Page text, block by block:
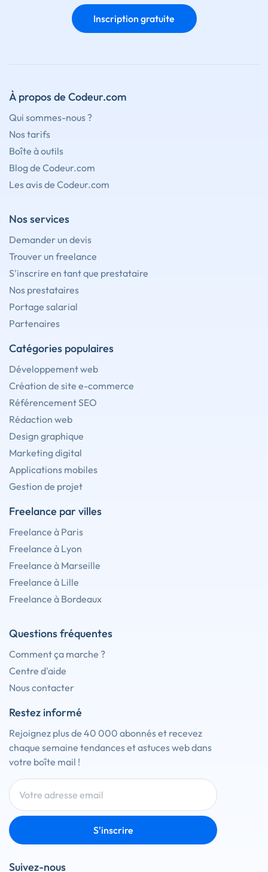
Inscription gratuite
À propos de Codeur.com
Qui sommes-nous ?
Nos tarifs
Boîte à outils
Blog de Codeur.com
Les avis de Codeur.com
Nos services
Demander un devis
Trouver un freelance
S'inscrire en tant que prestataire
Nos prestataires
Portage salarial
Partenaires
Catégories populaires
Développement web
Création de site e-commerce
Référencement SEO
Rédaction web
Design graphique
Marketing digital
Applications mobiles
Gestion de projet
Freelance par villes
Freelance à Paris
Freelance à Lyon
Freelance à Marseille
Freelance à Lille
Freelance à Bordeaux
Questions fréquentes
Comment ça marche ?
Centre d'aide
Nous contacter
Restez informé
Rejoignez plus de 40 000 abonnés et recevez
chaque semaine tendances et astuces web dans
votre boîte mail !
S'inscrire
Suivez-nous